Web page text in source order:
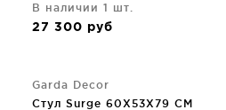
В наличии 1 шт.
27 300 руб
Garda Decor
Стул Surge 60X53X79 CM